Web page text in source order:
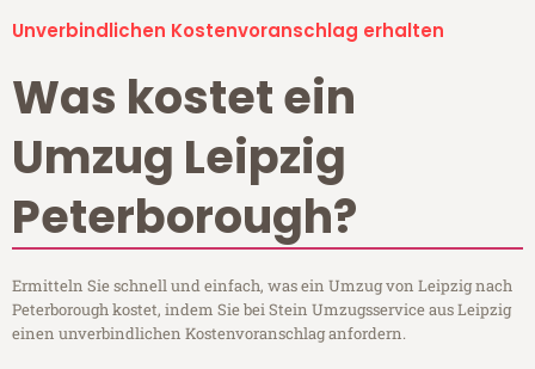
Unverbindlichen Kostenvoranschlag erhalten
Was kostet ein
Umzug Leipzig
Peterborough?
Ermitteln Sie schnell und einfach, was ein Umzug von Leipzig nach
Peterborough kostet, indem Sie bei Stein Umzugsservice aus Leipzig
einen unverbindlichen Kostenvoranschlag anfordern.